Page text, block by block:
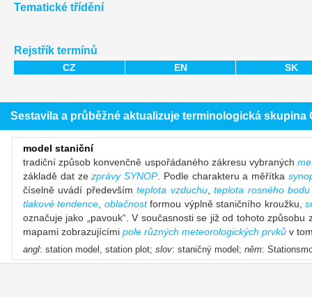
Tematické třídění
Rejstřík termínů
CZ EN SK
Sestavila a průběžné aktualizuje terminologická
model staniční
tradiční způsob konvenčně uspořádaného zákresu vybraných
základě dat zezprávy SYNOP. Podle charakteru a měřítka
číselně uvádí předevšímteplota vzduchu,teplota rosného bodu
tlakové tendence oblačnostformou výplně staničního kroužku,
označuje jako „pavouk“. V současnosti se již od tohoto
mapami zobrazujícími pole různých meteorologických prvků v
angl: station model, station plot; slov: staničný model; něm: